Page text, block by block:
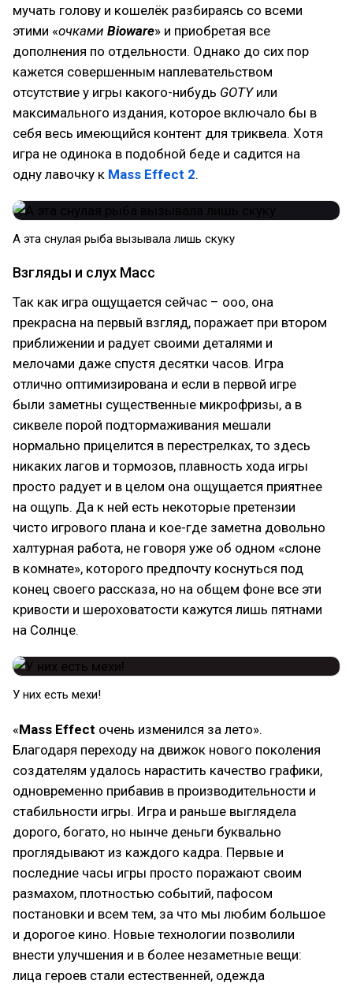
мучать голову и кошелёк разбираясь со всеми
этими «очками Bioware» и приобретая все
дополнения по отдельности. Однако до сих пор
кажется совершенным наплевательством
отсутствие у игры какого-нибудь GOTYили
максимального издания, которое включало бы в
себя весь имеющийся контент для триквела. Хотя
игра не одинока в подобной беде и садится на
одну лавочку к Mass Effect 2.
А эта снулая рыба вызывала лишь скуку
Взгляды и слух Масс
Так как игра ощущается сейчас – ооо, она
прекрасна на первый взгляд, поражает при втором
приближении и радует своими деталями и
мелочами даже спустя десятки часов. Игра
отлично оптимизирована и если в первой игре
были заметны существенные микрофризы, а в
сиквеле порой подтормаживания мешали
нормально прицелится в перестрелках, то здесь
никаких лагов и тормозов, плавность хода игры
просто радует и в целом она ощущается приятнее
на ощупь. Да к ней есть некоторые претензии
чисто игрового плана и кое-где заметна довольно
халтурная работа, не говоря уже об одном «слоне
в комнате», которого предпочту коснуться под
конец своего рассказа, но на общем фоне все эти
кривости и шероховатости кажутся лишь пятнами
на Солнце.
У них есть мехи!
«Mass Effect очень изменился за лето».
Благодаря переходу на движок нового поколения
создателям удалось нарастить качество графики,
одновременно прибавив в производительности и
стабильности игры. Игра и раньше выглядела
дорого, богато, но нынче деньги буквально
проглядывают из каждого кадра. Первые и
последние часы игры просто поражают своим
размахом, плотностью событий, пафосом
постановки и всем тем, за что мы любим большое
и дорогое кино. Новые технологии позволили
внести улучшения и в более незаметные вещи:
лица героев стали естественней, одежда